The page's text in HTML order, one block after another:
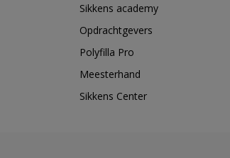
Sikkens academy
Opdrachtgevers
Polyfilla Pro
Meesterhand
Sikkens Center